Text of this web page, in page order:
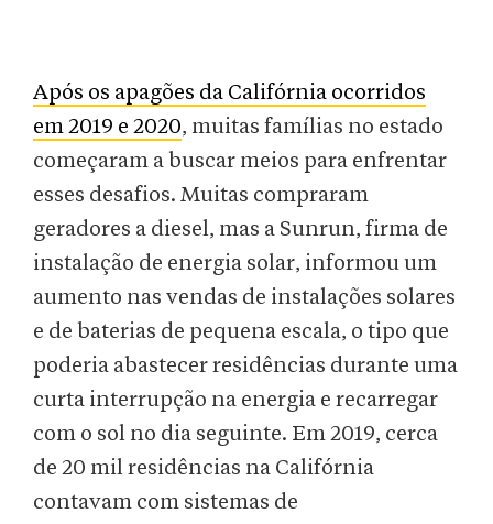
Após os apagões da Califórnia ocorridos
em 2019 e 2020, muitas famílias no estado
começaram a buscar meios para enfrentar
esses desafios. Muitas compraram
geradores a diesel, mas a Sunrun, firma de
instalação de energia solar, informou um
aumento nas vendas de instalações solares
e de baterias de pequena escala, o tipo que
poderia abastecer residências durante uma
curta interrupção na energia e recarregar
com o sol no dia seguinte. Em 2019, cerca
de 20 mil residências na Califórnia
contavam com sistemas de